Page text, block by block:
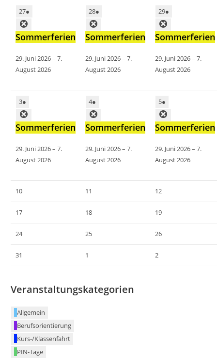
27●
Sommerferien
29. Juni 2026–7.
August 2026
28●
Sommerferien
29. Juni 2026–7.
August 2026
29●
Sommerferien
29. Juni 2026–7.
August 2026
3●
Sommerferien
29. Juni 2026–7.
August 2026
4●
Sommerferien
29. Juni 2026–7.
August 2026
5●
Sommerferien
29. Juni 2026–7.
August 2026
10 11 12
17 18 19
24 25 26
31 1 2
Veranstaltungskategorien
Allgemein
Berufsorientierung
Kurs-/Klassenfahrt
PIN-Tage